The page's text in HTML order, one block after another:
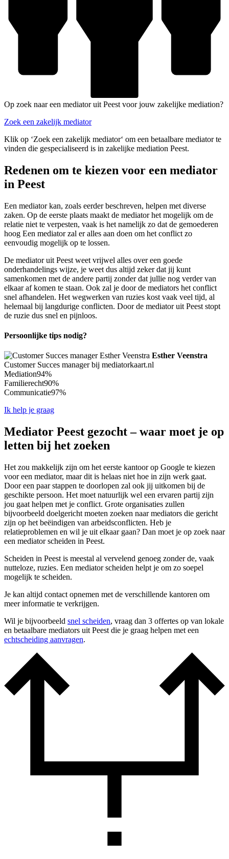
Op zoek naar een mediator uit Peest voor jouw zakelijke mediation?
Zoek een zakelijk mediator
Klik op ‘Zoek een zakelijk mediator‘ om een betaalbare mediator te
vinden die gespecialiseerd is in zakelijke mediation Peest.
Redenen om te kiezen voor een mediator
in Peest
Een mediator kan, zoals eerder beschreven, helpen met diverse
zaken. Op de eerste plaats maakt de mediator het mogelijk om de
relatie niet te verpesten, vaak is het namelijk zo dat de gemoederen
hoog Een mediator zal er alles aan doen om het conflict zo
eenvoudig mogelijk op te lossen.
De mediator uit Peest weet vrijwel alles over een goede
onderhandelings wijze, je weet dus altijd zeker dat jij kunt
samenkomen met de andere partij zonder dat jullie nog verder van
elkaar af komen te staan. Ook zal je door de mediators het conflict
snel afhandelen. Het wegwerken van ruzies kost vaak veel tijd, al
helemaal bij langdurige conflicten. Door de mediator uit Peest stopt
de ruzie dus snel en pijnloos.
Persoonlijke tips nodig?
Esther Veenstra
Customer Succes manager bij mediatorkaart.nl
Mediation94%
Familierecht90%
Communicatie97%
Ik help je graag
Mediator Peest gezocht – waar moet je op
letten bij het zoeken
Het zou makkelijk zijn om het eerste kantoor op Google te kiezen
voor een mediator, maar dit is helaas niet hoe in zijn werk gaat.
Door een paar stappen te doorlopen zal ook jij uitkomen bij de
geschikte persoon. Het moet natuurlijk wel een ervaren partij zijn
jou gaat helpen met je conflict. Grote organisaties zullen
bijvoorbeeld doelgericht moeten zoeken naar mediators die gericht
zijn op het beëindigen van arbeidsconflicten. Heb je
relatieproblemen en wil je uit elkaar gaan? Dan moet je op zoek naar
een mediator scheiden in Peest.
Scheiden in Peest is meestal al vervelend genoeg zonder de, vaak
nutteloze, ruzies. Een mediator scheiden helpt je om zo soepel
mogelijk te scheiden.
Je kan altijd contact opnemen met de verschillende kantoren om
meer informatie te verkrijgen.
Wil je bijvoorbeeld snel scheiden, vraag dan 3 offertes op van lokale
en betaalbare mediators uit Peest die je graag helpen met een
echtscheiding aanvragen.